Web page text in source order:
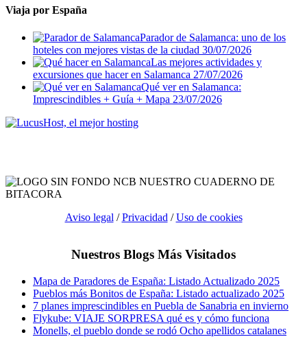
Viaja por España
Parador de Salamanca: uno de los
hoteles con mejores vistas de la ciudad 30/07/2026
Las mejores actividades y
excursiones que hacer en Salamanca 27/07/2026
Qué ver en Salamanca:
Imprescindibles + Guía + Mapa 23/07/2026
Aviso legal /Privacidad /Uso de cookies
Nuestros Blogs Más Visitados
Mapa de Paradores de España: Listado Actualizado 2025
Pueblos más Bonitos de España: Listado actualizado 2025
7 planes imprescindibles en Puebla de Sanabria en invierno
Flykube: VIAJE SORPRESA qué es y cómo funciona
Monells, el pueblo donde se rodó Ocho apellidos catalanes